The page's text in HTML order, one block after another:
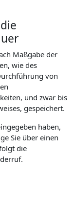
Maßgabe der
wie des
von
und zwar bis
gespeichert.
haben,
Sie über einen
die